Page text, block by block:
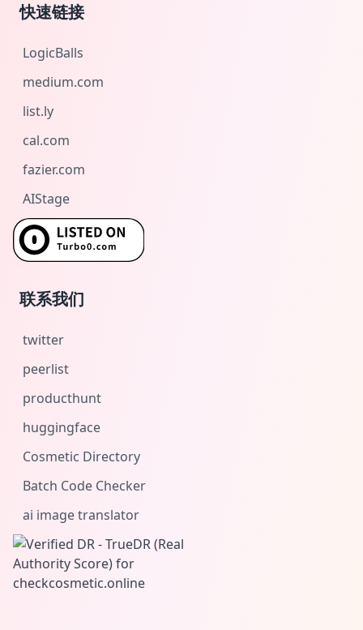
快速链接
LogicBalls
medium.com
list.ly
cal.com
fazier.com
AIStage
联系我们
twitter
peerlist
producthunt
huggingface
Cosmetic Directory
Batch Code Checker
ai image translator